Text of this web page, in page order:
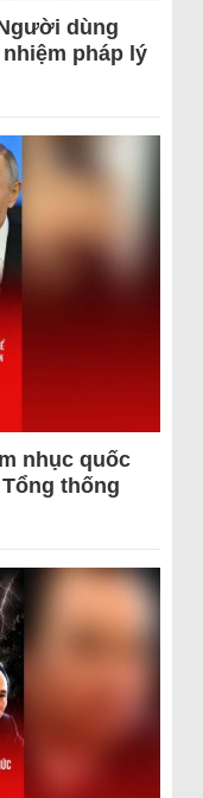
dùng
pháp lý
nhục quốc
thống